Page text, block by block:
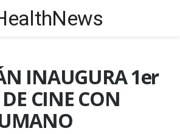
INAUGURA 1er
CINE CON